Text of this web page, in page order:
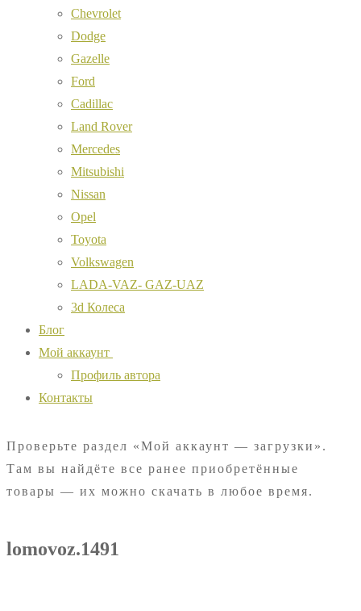
Chevrolet
Dodge
Gazelle
Ford
Cadillac
Land Rover
Mercedes
Mitsubishi
Nissan
Opel
Toyota
Volkswagen
LADA-VAZ- GAZ-UAZ
3d Колеса
Блог
Мой аккаунт
Профиль автора
Контакты
Проверьте раздел «Мой аккаунт — загрузки».
Там вы найдёте все ранее приобретённые
товары — их можно скачать в любое время.
lomovoz.1491